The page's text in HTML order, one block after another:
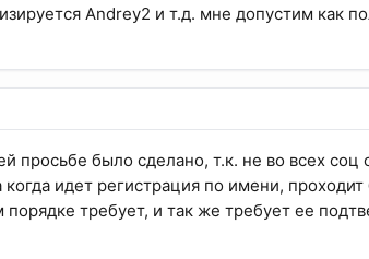
Andrey2 и т.д. мне допустим как
просьбе было сделано, т.к. не во всех
когда идет регистрация по имени,
порядке требует, и так же требует ее